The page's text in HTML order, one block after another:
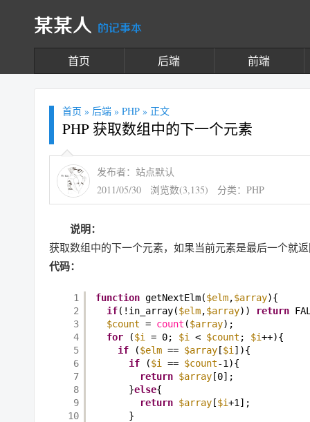
某某人 的记事本
首页 后端 前端
首页 » 后端 » PHP » 正文
PHP 获取数组中的下一个元素
发布者：站点默认
2011/05/30
浏览数(3,135) 分类： PHP
说明：
获取数组中的下一个元素，如果当前元素是最后一个就
代码：
1
2
3
4
5
6
7
8
9
10
function getNextElm($elm,$array){
if(!in_array($elm,$array)) return
$count = count ($array);
for
($i = 0; $i < $count ; $i++){
if
($elm == $array [$i ]){
if
($i == $count-1){
return $array [0];
}else{
return $array [$i+1];
}